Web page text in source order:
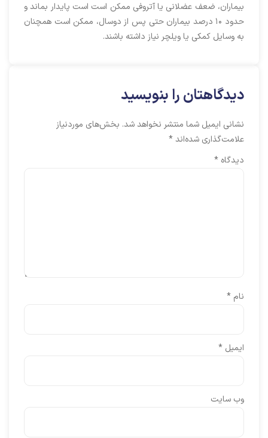
بیماران، ضعف عضلانی یا آتروفی ممکن است است پایدار بماند و
حدود ۱۰ درصد بیماران حتی پس از دوسال، ممکن است همچنان
به وسایل کمکی یا ویلچر نیاز داشته باشند.
دیدگاهتان را بنویسید
نشانی ایمیل شما منتشر نخواهد شد. بخش‌های موردنیاز
علامت‌گذاری شده‌اند*
دیدگاه *
نام *
ایمیل *
وب‌ سایت